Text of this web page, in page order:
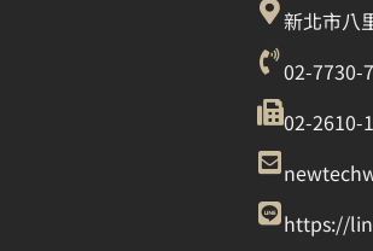
新北市八
02-7730-
02-2610-
https://